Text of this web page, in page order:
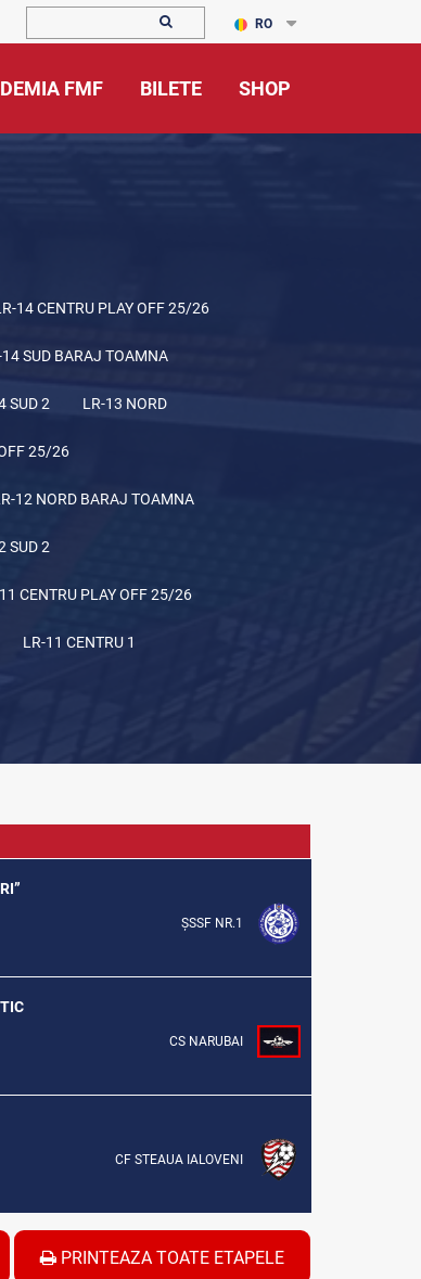
RO
FMF BILETE SHOP
14 CENTRU PLAY OFF 25/26
14 SUD BARAJ TOAMNA
SUD 2 LR-13 NORD
25/26
12 NORD BARAJ TOAMNA
SUD 2
CENTRU PLAY OFF 25/26
LR-11 CENTRU 1
ȘSSF NR.1
CS NARUBAI
CF STEAUA IALOVENI
PRINTEAZA TOATE ETAPELE